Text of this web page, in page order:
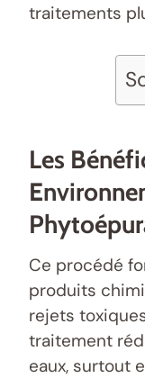
traitements
Les
Ce procédé
produits
rejets
traitement
eaux, surtout